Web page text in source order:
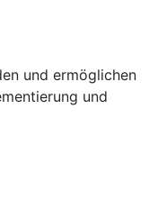
und ermöglichen
und